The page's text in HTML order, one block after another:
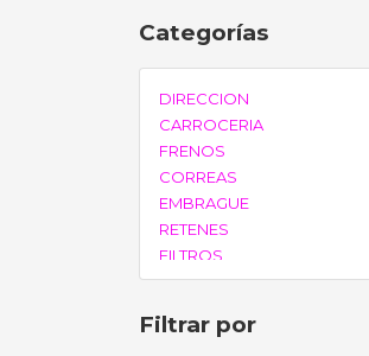
Categorías
DIRECCION
CARROCERIA
FRENOS
CORREAS
EMBRAGUE
RETENES
FILTROS
VALVULAS
BOMBAS
Filtrar por